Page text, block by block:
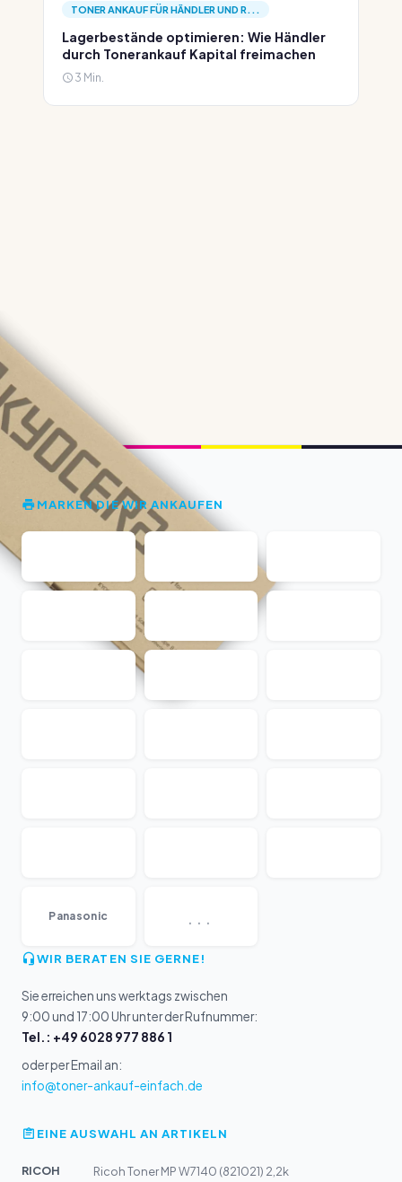
TONER ANKAUF FÜR HÄNDLER UND R...
Lagerbestände optimieren: Wie Händler
durch Tonerankauf Kapital freimachen
3 Min.
MARKEN DIE WIR ANKAUFEN
Panasonic ...
WIR BERATEN SIE GERNE!
Sie erreichen uns werktags zwischen
9:00 und 17:00 Uhr unter der Rufnummer:
Tel.: +49 6028 977 886 1
oder per Email an:
info@toner-ankauf-einfach.de
EINE AUSWAHL AN ARTIKELN
RICOH
Ricoh Toner MP W7140 (821021) 2,2k